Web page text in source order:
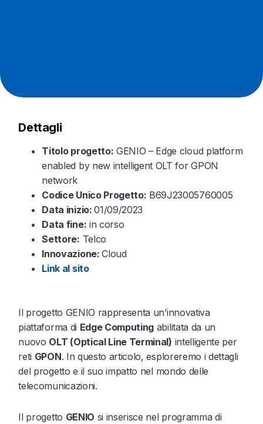
Dettagli
Titolo progetto: GENIO – Edge cloud platform
enabled by new intelligent OLT for GPON
network
Codice Unico Progetto: B69J23005760005
Data inizio:01/09/2023
Data fine: in corso
Settore: Telco
Innovazione:Cloud
Link al sito
Il progetto GENIO rappresenta un’innovativa
piattaforma di Edge Computing abilitata da un
nuovo OLT (Optical Line Terminal) intelligente per
reti GPON. In questo articolo, esploreremo i dettagli
del progetto e il suo impatto nel mondo delle
telecomunicazioni.
Il progetto GENIO si inserisce nel programma di